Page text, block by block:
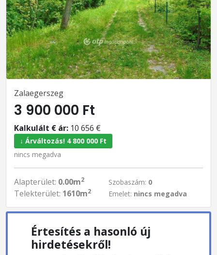
Zalaegerszeg
3 900 000 Ft
Kalkulált € ár: 10 656 €
↓ Árváltozás! 4 800 000 Ft
nincs megadva
Alapterület: 0.00m2
Telekterület: 1610m2
Szobaszám: 0
Emelet: nincs megadva
Értesítés a hasonló új
hirdetésekről!